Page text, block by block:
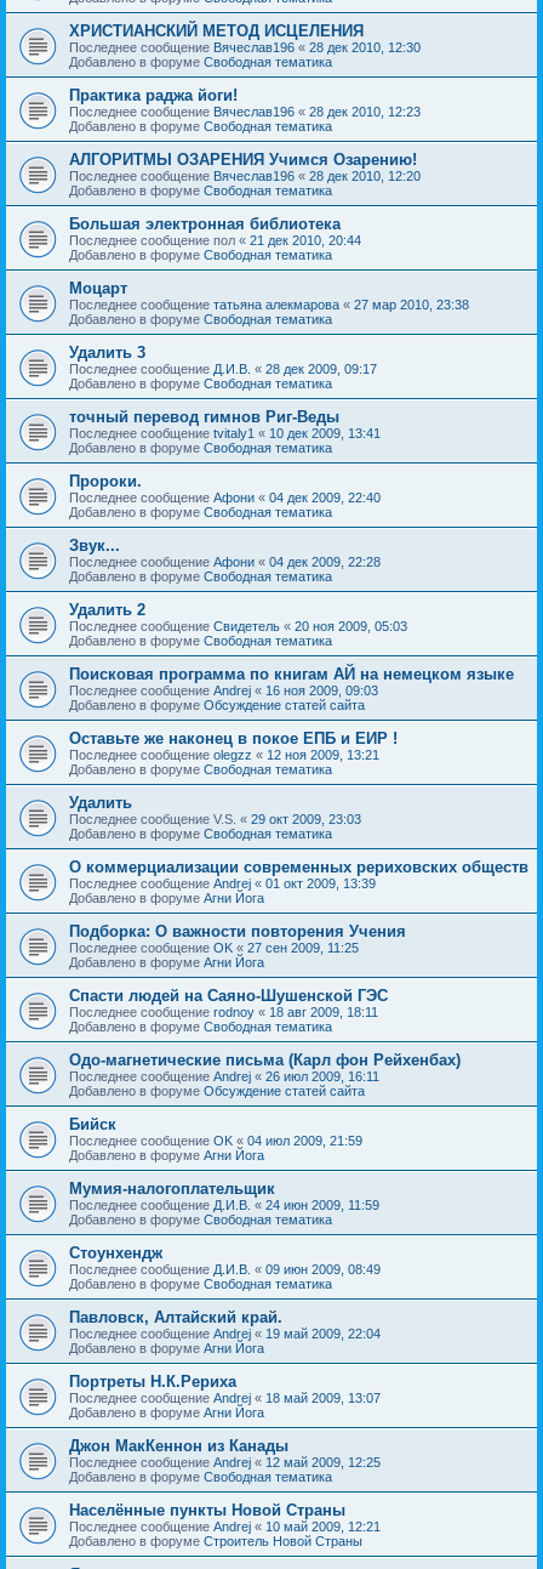
ХРИСТИАНСКИЙ МЕТОД ИСЦЕЛЕНИЯ
Последнее сообщение Вячеслав196 « 28 дек 2010, 12:30
Добавлено в форуме Свободная тематика
Практика раджа йоги!
Последнее сообщение Вячеслав196 « 28 дек 2010, 12:23
Добавлено в форуме Свободная тематика
АЛГОРИТМЫ ОЗАРЕНИЯ Учимся Озарению!
Последнее сообщение Вячеслав196 « 28 дек 2010, 12:20
Добавлено в форуме Свободная тематика
Большая электронная библиотека
Последнее сообщение пол « 21 дек 2010, 20:44
Добавлено в форуме Свободная тематика
Моцарт
Последнее сообщение татьяна алекмарова « 27 мар 2010, 23:38
Добавлено в форуме Свободная тематика
Удалить 3
Последнее сообщение Д.И.В. « 28 дек 2009, 09:17
Добавлено в форуме Свободная тематика
точный перевод гимнов Риг-Веды
Последнее сообщение tvitaly1 « 10 дек 2009, 13:41
Добавлено в форуме Свободная тематика
Пророки.
Последнее сообщение Афони « 04 дек 2009, 22:40
Добавлено в форуме Свободная тематика
Звук...
Последнее сообщение Афони « 04 дек 2009, 22:28
Добавлено в форуме Свободная тематика
Удалить 2
Последнее сообщение Свидетель « 20 ноя 2009, 05:03
Добавлено в форуме Свободная тематика
Поисковая программа по книгам АЙ на немецком языке
Последнее сообщение Andrej « 16 ноя 2009, 09:03
Добавлено в форуме Обсуждение статей сайта
Оставьте же наконец в покое ЕПБ и ЕИР !
Последнее сообщение olegzz « 12 ноя 2009, 13:21
Добавлено в форуме Свободная тематика
Удалить
Последнее сообщение V.S. « 29 окт 2009, 23:03
Добавлено в форуме Свободная тематика
О коммерциализации современных рериховских обществ
Последнее сообщение Andrej « 01 окт 2009, 13:39
Добавлено в форуме Агни Йога
Подборка: О важности повторения Учения
Последнее сообщение OK « 27 сен 2009, 11:25
Добавлено в форуме Агни Йога
Спасти людей на Саяно-Шушенской ГЭС
Последнее сообщение rodnoy « 18 авг 2009, 18:11
Добавлено в форуме Свободная тематика
Одо-магнетические письма (Карл фон Рейхенбах)
Последнее сообщение Andrej « 26 июл 2009, 16:11
Добавлено в форуме Обсуждение статей сайта
Бийск
Последнее сообщение OK « 04 июл 2009, 21:59
Добавлено в форуме Агни Йога
Мумия-налогоплательщик
Последнее сообщение Д.И.В. « 24 июн 2009, 11:59
Добавлено в форуме Свободная тематика
Стоунхендж
Последнее сообщение Д.И.В. « 09 июн 2009, 08:49
Добавлено в форуме Свободная тематика
Павловск, Алтайский край.
Последнее сообщение Andrej « 19 май 2009, 22:04
Добавлено в форуме Агни Йога
Портреты Н.К.Рериха
Последнее сообщение Andrej « 18 май 2009, 13:07
Добавлено в форуме Агни Йога
Джон МакКеннон из Канады
Последнее сообщение Andrej « 12 май 2009, 12:25
Добавлено в форуме Свободная тематика
Населённые пункты Новой Страны
Последнее сообщение Andrej « 10 май 2009, 12:21
Добавлено в форуме Строитель Новой Страны